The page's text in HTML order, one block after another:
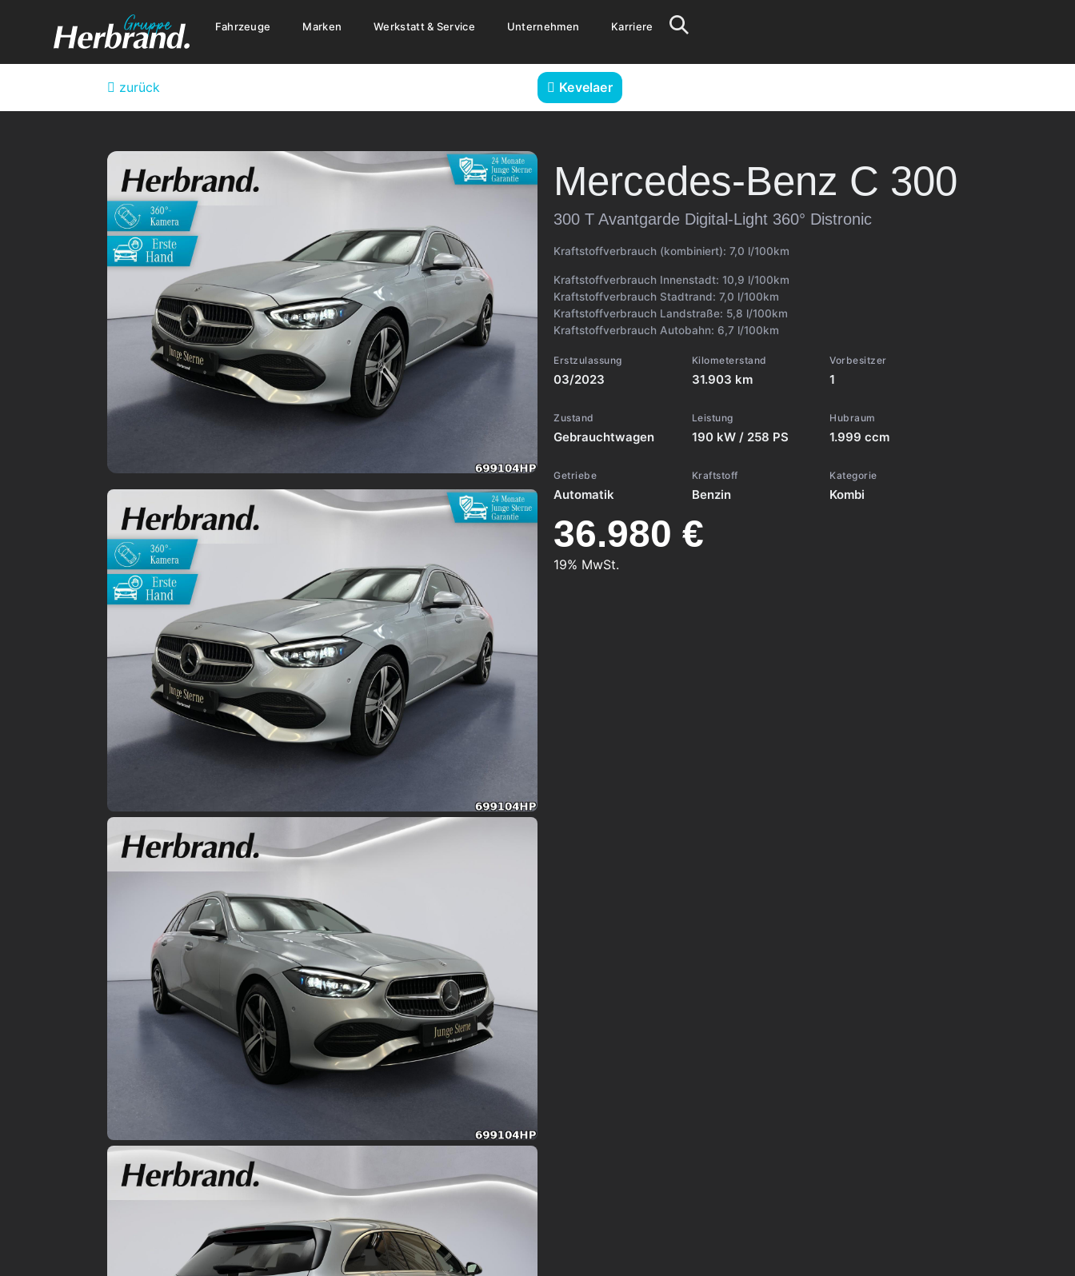
Fahrzeuge Marken Werkstatt & Service Unternehmen Karriere
zurück Kevelaer
Mercedes-Benz C 300
300 T Avantgarde Digital-Light 360° Distronic
Kraftstoffverbrauch (kombiniert): 7,0 l/100km
Kraftstoffverbrauch Innenstadt: 10,9 l/100km
Kraftstoffverbrauch Stadtrand: 7,0 l/100km
Kraftstoffverbrauch Landstraße: 5,8 l/100km
Kraftstoffverbrauch Autobahn: 6,7 l/100km
Erstzulassung
03/2023
Kilometerstand
31.903 km
Vorbesitzer
1
Zustand
Gebrauchtwagen
Leistung
190 kW / 258 PS
Hubraum
1.999 ccm
Getriebe
Automatik
Kraftstoff
Benzin
Kategorie
Kombi
36.980 €
19% MwSt.